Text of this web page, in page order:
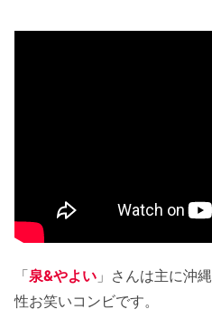
過去出演していた
「泉&やよい」共
「泉&やよい 」さんは主に沖
性お笑いコンビです。